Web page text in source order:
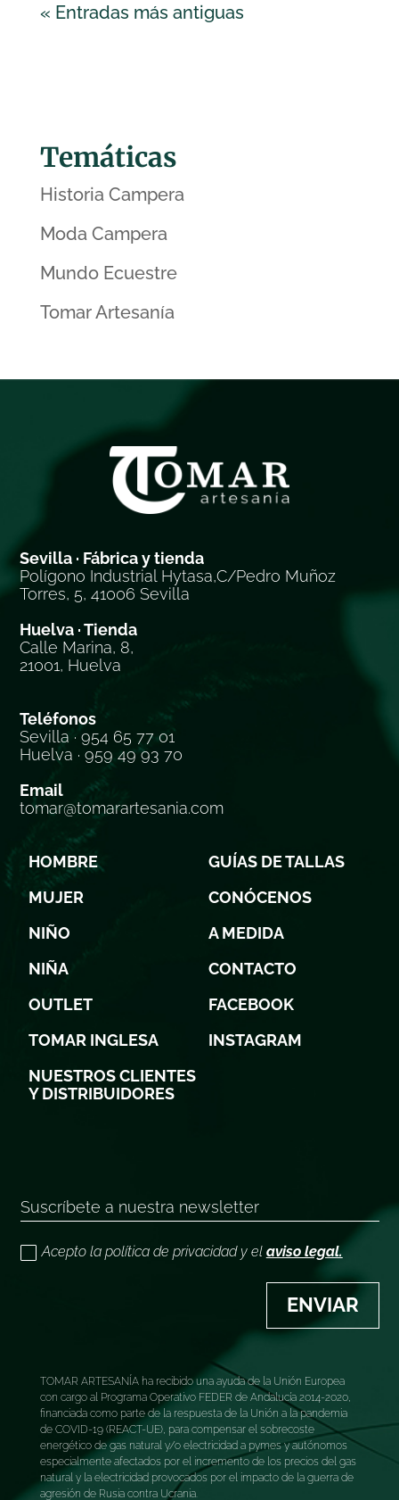
« Entradas más antiguas
Temáticas
Historia Campera
Moda Campera
Mundo Ecuestre
Tomar Artesanía
Sevilla · Fábrica y tienda
Polígono Industrial Hytasa,C/Pedro Muñoz
Torres, 5, 41006 Sevilla
Huelva · Tienda
Calle Marina, 8,
21001, Huelva
Teléfonos
Sevilla · 954 65 77 01
Huelva · 959 49 93 70
Email
tomar@tomarartesania.com
HOMBRE
MUJER
NIÑO
NIÑA
OUTLET
TOMAR INGLESA
NUESTROS CLIENTES
Y DISTRIBUIDORES
GUÍAS DE TALLAS
CONÓCENOS
A MEDIDA
CONTACTO
FACEBOOK
INSTAGRAM
Acepto la política de privacidad y el aviso legal.
ENVIAR
TOMAR ARTESANÍA ha recibido una ayuda de la Unión Europea
con cargo al Programa Operativo FEDER de Andalucía 2014-2020,
financiada como parte de la respuesta de la Unión a la pandemia
de COVID-19 (REACT-UE), para compensar el sobrecoste
energético de gas natural y/o electricidad a pymes y autónomos
especialmente afectados por el incremento de los precios del gas
natural y la electricidad provocados por el impacto de la guerra de
agresión de Rusia contra Ucrania.